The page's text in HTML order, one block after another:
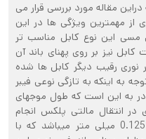
دراین مقاله مورد بررسی قرار می
از مهمترین ویژگی ها در این
این نوع کابل مناسب تر
نیز بر روی پهنای باند آن
نوری رقیب دیگر کابل ها شده
به اینکه به تازگی نوعی فیبر
به این است که طول موجهای
انتقال مالتی پلکس انجام
میدهد که قطر استاندارد خارجی آن 0.125 میلی متر میباشد که با